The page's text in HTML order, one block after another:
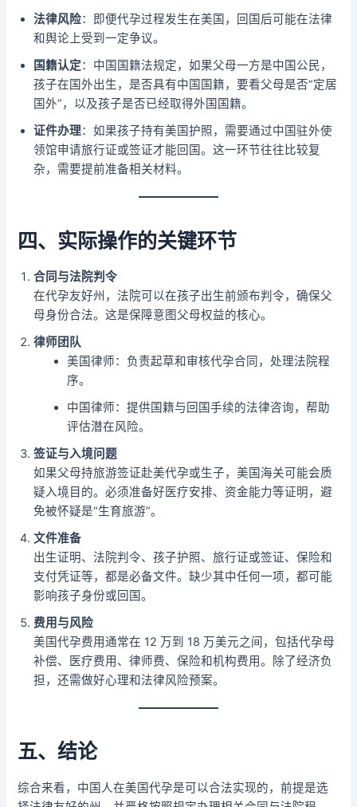
法律风险：即便代孕过程发生在美国，回国后可能在法律
和舆论上受到一定争议。
国籍认定：中国国籍法规定，如果父母一方是中国公民，
孩子在国外出生，是否具有中国国籍，要看父母是否“定居
国外”，以及孩子是否已经取得外国国籍。
证件办理：如果孩子持有美国护照，需要通过中国驻外使
领馆申请旅行证或签证才能回国。这一环节往往比较复
杂，需要提前准备相关材料。
四、实际操作的关键环节
合同与法院判令
在代孕友好州，法院可以在孩子出生前颁布判令，确保父
母身份合法。这是保障意图父母权益的核心。
律师团队
美国律师：负责起草和审核代孕合同，处理法院程
序。
中国律师：提供国籍与回国手续的法律咨询，帮助
评估潜在风险。
签证与入境问题
如果父母持旅游签证赴美代孕或生子，美国海关可能会质
疑入境目的。必须准备好医疗安排、资金能力等证明，避
免被怀疑是“生育旅游”。
文件准备
出生证明、法院判令、孩子护照、旅行证或签证、保险和
支付凭证等，都是必备文件。缺少其中任何一项，都可能
影响孩子身份或回国。
费用与风险
美国代孕费用通常在 12 万到 18 万美元之间，包括代孕母
补偿、医疗费用、律师费、保险和机构费用。除了经济负
担，还需做好心理和法律风险预案。
五、结论
综合来看，中国人在美国代孕是可以合法实现的，前提是选